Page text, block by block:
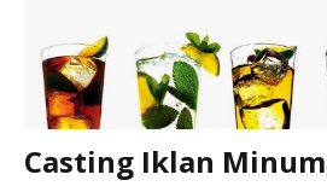
Casting Iklan